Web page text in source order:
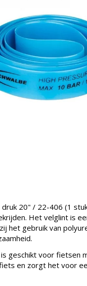
20" / 22-406 (1
Het velglint is
het gebruik van
geschikt voor fietsen
en zorgt het voor